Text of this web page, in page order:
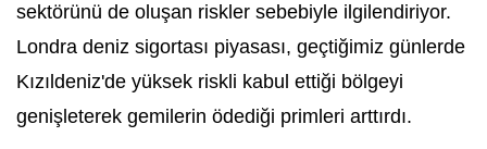
sektörünü de oluşan riskler sebebiyle ilgilendiriyor.
Londra deniz sigortası piyasası, geçtiğimiz günlerde
Kızıldeniz'de yüksek riskli kabul ettiği bölgeyi
genişleterek gemilerin ödediği primleri arttırdı.